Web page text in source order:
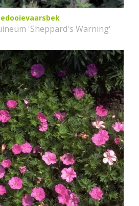
'Sheppard's Warning'